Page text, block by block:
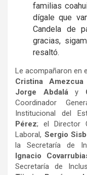
familias
dígale que
Candela de
gracias,
resaltó.
Le acompañaron en
Cristina Amezcua
Jorge Abdaláy
Coordinador
Institucional del
Pérez; el Director
Laboral, Sergio
la Secretaría de
Ignacio
Secretaría de